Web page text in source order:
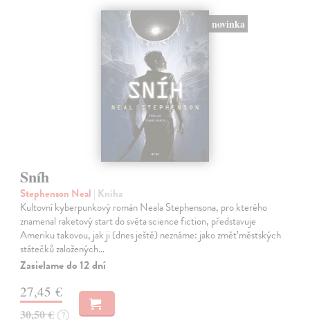
novinka
Sníh
Stephenson Neal | Kniha
Kultovní kyberpunkový román Neala Stephensona, pro kterého
znamenal raketový start do světa science fiction, představuje
Ameriku takovou, jak ji (dnes ještě) neznáme: jako změť městských
státečků založených…
Zasielame do 12 dní
27,45 €
30,50 € ?